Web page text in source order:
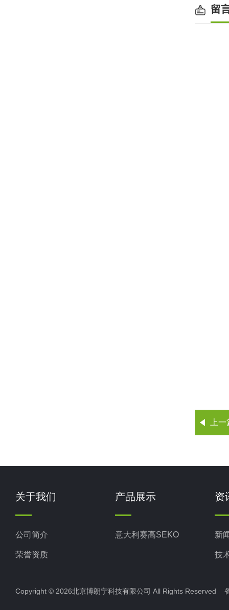
留
上
关于我们
公司简介
荣誉资质
产品展示
意大利赛高SEKO
资
新
技
Copyright © 2026北京博朗宁科技有限公司 All Rights Reserved